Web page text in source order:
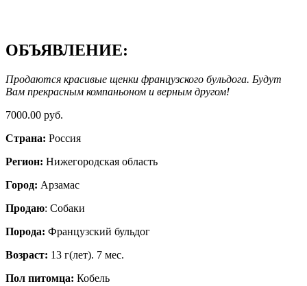
ОБЪЯВЛЕНИЕ:
Продаются красивые щенки французского бульдога. Будут
Вам прекрасным компаньоном и верным другом!
7000.00 руб.
Страна: Россия
Регион: Нижегородская область
Город: Арзамас
Продаю: Собаки
Порода: Французский бульдог
Возраст: 13 г(лет). 7 мес.
Пол питомца: Кобель